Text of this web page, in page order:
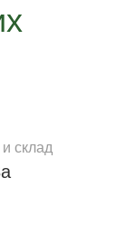
склад